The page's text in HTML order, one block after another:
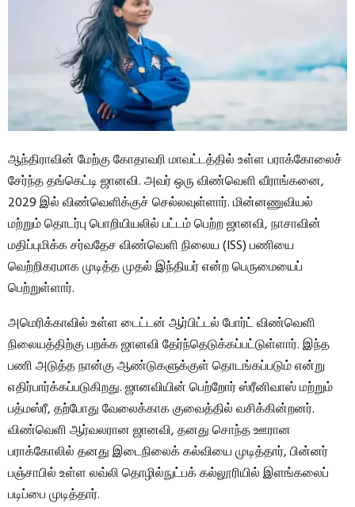
ஆந்திராவின் மேற்கு கோதாவரி மாவட்டத்தில் உள்ள பராக்கோலைச்
சேர்ந்த தங்கெட்டி ஜானவி. அவர் ஒரு விண்வெளி வீராங்கனை,
2029 இல் விண்வெளிக்குச் செல்லவுள்ளார். மின்னணுவியல்
மற்றும் தொடர்பு பொறியியலில் பட்டம் பெற்ற ஜானவி, நாசாவின்
மதிப்புமிக்க சர்வதேச விண்வெளி நிலைய (ISS) பணியை
வெற்றிகரமாக முடித்த முதல் இந்தியர் என்ற பெருமையைப்
பெற்றுள்ளார்.
அமெரிக்காவில் உள்ள டைட்டன் ஆர்பிட்டல் போர்ட் விண்வெளி
நிலையத்திற்கு பறக்க ஜானவி தேர்ந்தெடுக்கப்பட்டுள்ளார். இந்த
பணி அடுத்த நான்கு ஆண்டுகளுக்குள் தொடங்கப்படும் என்று
எதிர்பார்க்கப்படுகிறது. ஜானவியின் பெற்றோர் ஸ்ரீனிவாஸ் மற்றும்
பத்மஸ்ரீ, தற்போது வேலைக்காக குவைத்தில் வசிக்கின்றனர்.
விண்வெளி ஆர்வலரான ஜானவி, தனது சொந்த ஊரான
பராக்கோலில் தனது இடைநிலைக் கல்வியை முடித்தார், பின்னர்
பஞ்சாபில் உள்ள லவ்லி தொழில்நுட்பக் கல்லூரியில் இளங்கலைப்
படிப்பை முடித்தார்.